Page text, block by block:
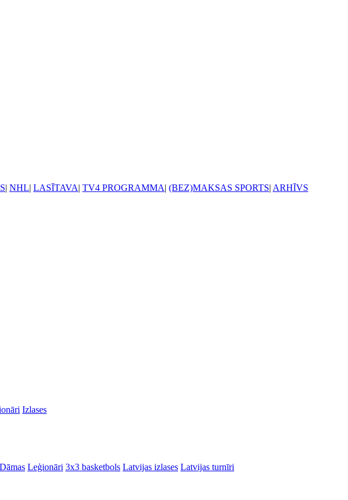
| NHL| LASĪTAVA| TV4 PROGRAMMA| (BEZ)MAKSAS SPORTS| ARHĪVS
Izlases
Dāmas Leģionāri 3x3 basketbols Latvijas izlases Latvijas turnīri